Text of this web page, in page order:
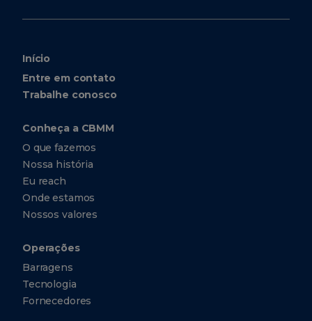
Início
Entre em contato
Trabalhe conosco
Conheça a CBMM
O que fazemos
Nossa história
Eu reach
Onde estamos
Nossos valores
Operações
Barragens
Tecnologia
Fornecedores